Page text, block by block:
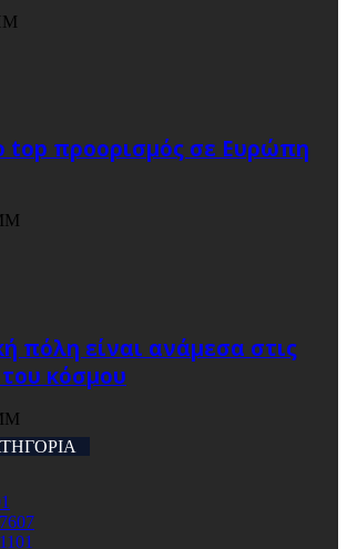
top προορισμός σε Ευρώπη
πόλη είναι ανάμεσα στις
κόσμου